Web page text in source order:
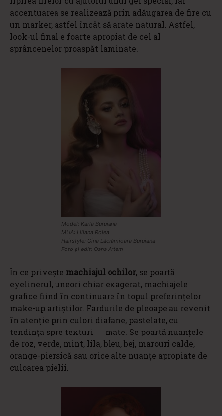
accentuarea se realizează prin adăugarea de fire cu
un marker, astfel încât să arate natural. Astfel,
look-ul final e foarte apropiat de cel al
sprâncenelor proaspăt laminate.
Model: Karla Buruiana
MUA: Liliana Rolea
Hairstyle: Gina Lăcrămioara Buruiana
Foto și edit: Oana Artem
Ȋn ce privește machiajul ochilor, se poartă
eyelinerul, uneori chiar exagerat, machiajele
grafice fiind în continuare în topul preferințelor
make-up artiștilor. Fardurile de pleoape au revenit
în atenție prin culori diafane, pastelate, cu
tendința spre texturi mate. Se poartă nuanțele
de roz, verde, mint, lila, bleu, bej, marouri calde,
orange-piersică sau orice alte nuanțe apropiate de
culoarea pielii.